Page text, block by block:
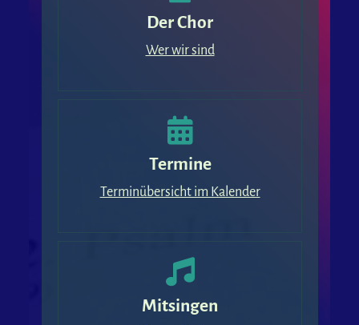
Der Chor
Wer wir sind
Termine
Terminübersicht im Kalender
Mitsingen